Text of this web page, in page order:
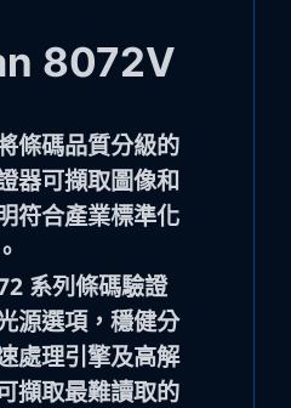
8072V
條碼品質分級的
器可擷取圖像和
符合產業標準化
系列條碼驗證
源選項，穩健分
處理引擎及高解
擷取最難讀取的